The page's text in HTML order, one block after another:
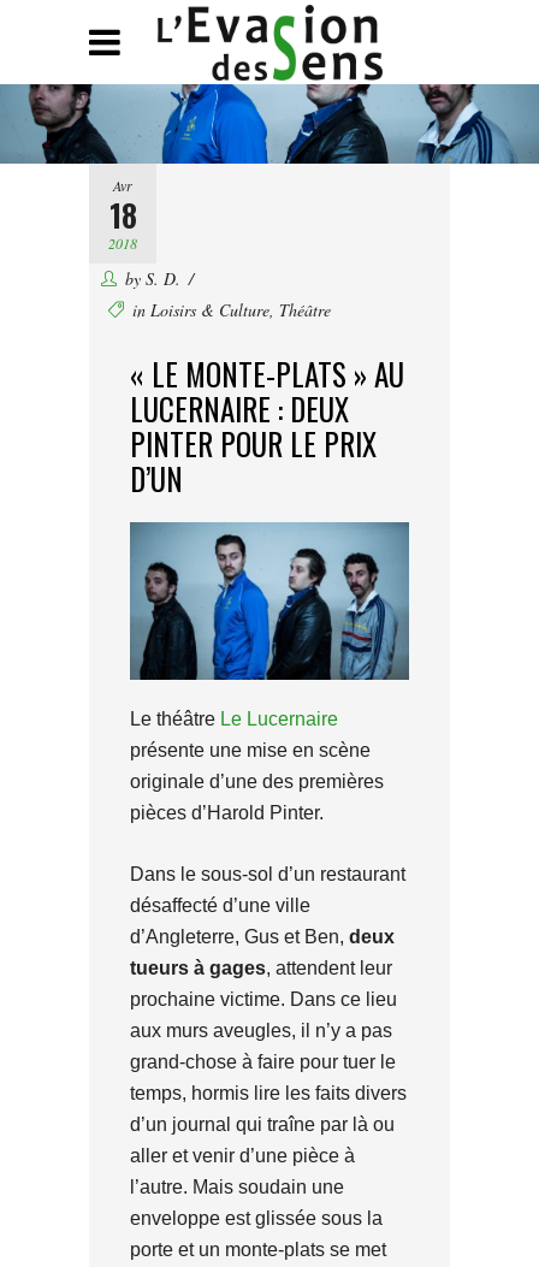
Avr
18
2018
by S. D.
in Loisirs & Culture, Théâtre
« LE MONTE-PLATS » AU
LUCERNAIRE : DEUX
PINTER POUR LE PRIX
D’UN
Le théâtre Le Lucernaire
présente une mise en scène
originale d’une des premières
pièces d’Harold Pinter.
Dans le sous-sol d’un restaurant
désaffecté d’une ville
d’Angleterre, Gus et Ben, deux
tueurs à gages, attendent leur
prochaine victime. Dans ce lieu
aux murs aveugles, il n’y a pas
grand-chose à faire pour tuer le
temps, hormis lire les faits divers
d’un journal qui traîne par là ou
aller et venir d’une pièce à
l’autre. Mais soudain une
enveloppe est glissée sous la
porte et un monte-plats se met